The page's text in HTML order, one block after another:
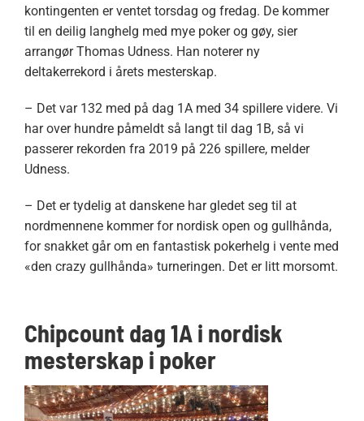
kontingenten er ventet torsdag og fredag. De kommer
til en deilig langhelg med mye poker og gøy, sier
arrangør Thomas Udness. Han noterer ny
deltakerrekord i årets mesterskap.
– Det var 132 med på dag 1A med 34 spillere videre. Vi
har over hundre påmeldt så langt til dag 1B, så vi
passerer rekorden fra 2019 på 226 spillere, melder
Udness.
– Det er tydelig at danskene har gledet seg til at
nordmennene kommer for nordisk open og gullhånda,
for snakket går om en fantastisk pokerhelg i vente med
«den crazy gullhånda» turneringen. Det er litt morsomt.
Chipcount dag 1A i nordisk
mesterskap i poker